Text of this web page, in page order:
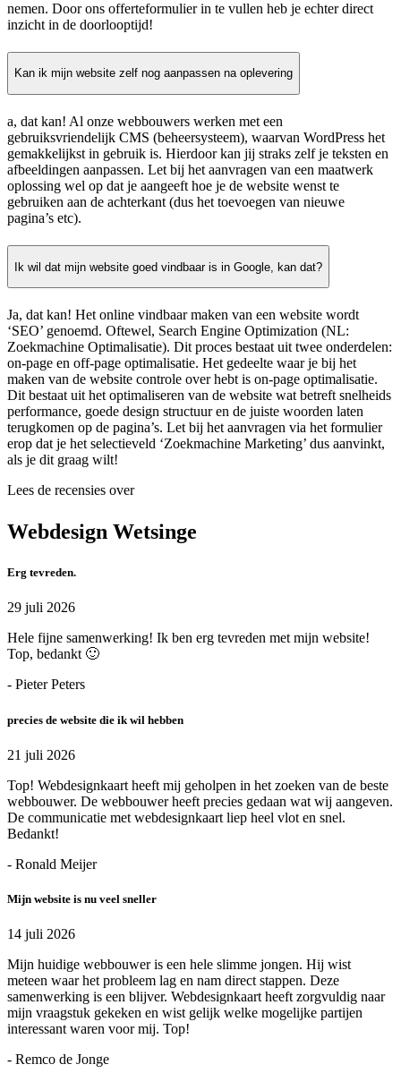
nemen. Door ons offerteformulier in te vullen heb je echter direct
inzicht in de doorlooptijd!
Kan ik mijn website zelf nog aanpassen na oplevering
a, dat kan! Al onze webbouwers werken met een
gebruiksvriendelijk CMS (beheersysteem), waarvan WordPress het
gemakkelijkst in gebruik is. Hierdoor kan jij straks zelf je teksten en
afbeeldingen aanpassen. Let bij het aanvragen van een maatwerk
oplossing wel op dat je aangeeft hoe je de website wenst te
gebruiken aan de achterkant (dus het toevoegen van nieuwe
pagina’s etc).
Ik wil dat mijn website goed vindbaar is in Google, kan dat?
Ja, dat kan! Het online vindbaar maken van een website wordt
‘SEO’ genoemd. Oftewel, Search Engine Optimization (NL:
Zoekmachine Optimalisatie). Dit proces bestaat uit twee onderdelen:
on-page en off-page optimalisatie. Het gedeelte waar je bij het
maken van de website controle over hebt is on-page optimalisatie.
Dit bestaat uit het optimaliseren van de website wat betreft snelheids
performance, goede design structuur en de juiste woorden laten
terugkomen op de pagina’s. Let bij het aanvragen via het formulier
erop dat je het selectieveld ‘Zoekmachine Marketing’ dus aanvinkt,
als je dit graag wilt!
Lees de recensies over
Webdesign Wetsinge
Erg tevreden.
29 juli 2026
Hele fijne samenwerking! Ik ben erg tevreden met mijn website!
Top, bedankt 🙂
- Pieter Peters
precies de website die ik wil hebben
21 juli 2026
Top! Webdesignkaart heeft mij geholpen in het zoeken van de beste
webbouwer. De webbouwer heeft precies gedaan wat wij aangeven.
De communicatie met webdesignkaart liep heel vlot en snel.
Bedankt!
- Ronald Meijer
Mijn website is nu veel sneller
14 juli 2026
Mijn huidige webbouwer is een hele slimme jongen. Hij wist
meteen waar het probleem lag en nam direct stappen. Deze
samenwerking is een blijver. Webdesignkaart heeft zorgvuldig naar
mijn vraagstuk gekeken en wist gelijk welke mogelijke partijen
interessant waren voor mij. Top!
- Remco de Jonge